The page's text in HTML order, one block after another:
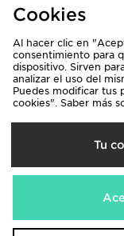
del grupo JD -
Cookies
Al hacer clic en
consentimiento para
dispositivo. Sirven
analizar el uso del
Puedes modificar tus
cookies". Saber más
Tu